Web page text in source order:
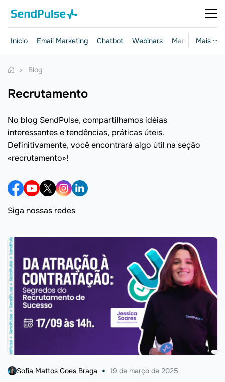
Mais ···
Início Email Marketing Chatbot Webinars Marketing e
Blog
recrutamento
No blog SendPulse, compartilhamos idéias
interessantes e tendências, práticas úteis.
Definitivamente, você encontrará algo útil na seção
«recrutamento»!
Siga nossas redes
Sofia Mattos Goes Braga 19 de março de 2025